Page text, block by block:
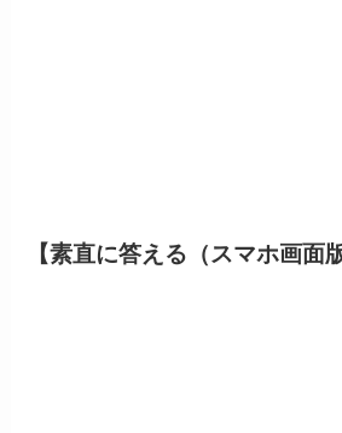
【素直に答える（スマホ画面